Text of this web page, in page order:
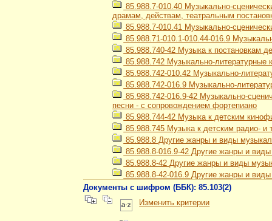
85.988.7-010.40 Музыкально-
драмам, действам, театральным
85.988.7-010.41 Музыкально-
85.988.71-010.1-010.44-016.9
85.988.740-42 Музыка к постановкам
85.988.742 Музыкально-литературные
85.988.742-010.42 Музыкально-
85.988.742-016.9 Музыкально-
85.988.742-016.9-42 Музыкально-
песни - с сопровождением фортепиано
85.988.744-42 Музыка к детским
85.988.745 Музыка к детским радио- и
85.988.8 Другие жанры и виды
85.988.8-016.9-42 Другие жанры и
85.988.8-42 Другие жанры и виды
85.988.8-42-016.9 Другие жанры и
Документы с шифром (ББК): 85.103(2)
Изменить критерии